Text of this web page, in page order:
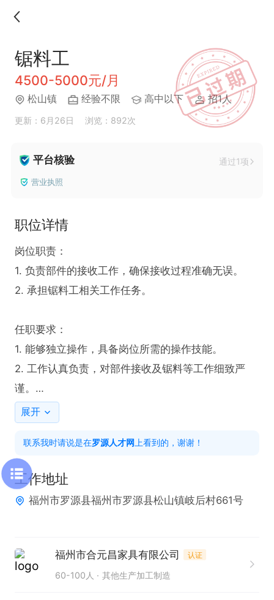
锯料工
4500-5000元/月
松山镇 经验不限 高中以下 招1人
更新：6月26日 浏览：892次
平台核验 通过1项
营业执照
职位详情
岗位职责：
1. 负责部件的接收工作，确保接收过程准确无误。
2. 承担锯料工相关工作任务。
任职要求：
1. 能够独立操作，具备岗位所需的操作技能。
2. 工作认真负责，对部件接收及锯料等工作细致严
谨。
3. 有良好的职业素养，能保证工作质量与效率。
5. 有相关工作经验者优先考虑，可更快适应工作流
程。
展开
联系我时请说是在罗源人才网 上看到的，谢谢！
工作地址
福州市罗源县福州市罗源县松山镇岐后村661号
福州市合元昌家具有限公司 认证
60-100人 其他生产加工制造